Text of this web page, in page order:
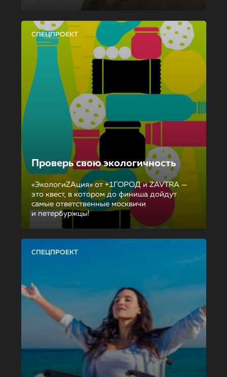
СПЕЦПРОЕКТ
Проверь свою экологичность
«ЭкологиZAция» от +1ГОРОД и ZAVTRA —
это квест, в котором до финиша дойдут
самые ответственные москвичи
и петербуржцы!
СПЕЦПРОЕКТ